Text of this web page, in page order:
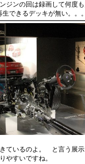
ジンの回は録画して何度も
できるデッキが無い。。
ているのよ。 と言う展示
やすいですね。